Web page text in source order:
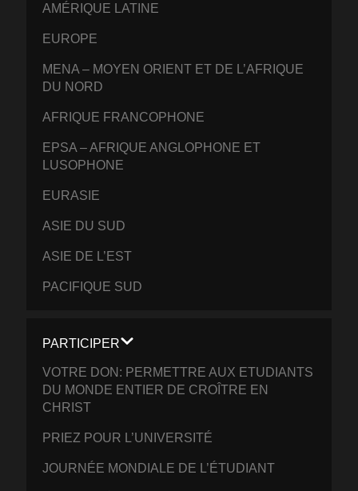
AMÉRIQUE LATINE
EUROPE
MENA – MOYEN ORIENT ET DE L’AFRIQUE
DU NORD
AFRIQUE FRANCOPHONE
EPSA – AFRIQUE ANGLOPHONE ET
LUSOPHONE
EURASIE
ASIE DU SUD
ASIE DE L’EST
PACIFIQUE SUD
PARTICIPER
VOTRE DON: PERMETTRE AUX ETUDIANTS
DU MONDE ENTIER DE CROÎTRE EN
CHRIST
PRIEZ POUR L’UNIVERSITÉ
JOURNÉE MONDIALE DE L’ÉTUDIANT